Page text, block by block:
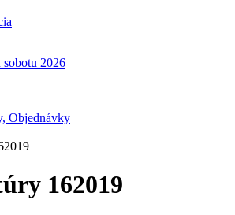
2026
Objednávky
162019